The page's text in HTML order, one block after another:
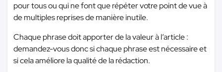
pour tous ou qui ne font que répéter votre point de vue à
de multiples reprises de manière inutile.
Chaque phrase doit apporter de la valeur à l’article :
demandez-vous donc si chaque phrase est nécessaire et
si cela améliore la qualité de la rédaction.